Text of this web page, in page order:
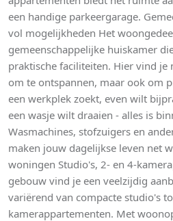
een handige parkeergarage.
vol mogelijkheden Het
gemeenschappelijke huiskamer
praktische faciliteiten. Hier vind je
om te ontspannen, maar ook om
een werkplek zoekt, even wilt
een wasje wilt draaien - alles is
Wasmachines, stofzuigers en
maken jouw dagelijkse leven net
woningen Studio's, 2- en 4-
gebouw vind je een veelzijdig
variërend van compacte studio's
kamerappartementen. Met